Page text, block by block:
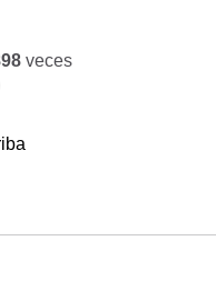
veces